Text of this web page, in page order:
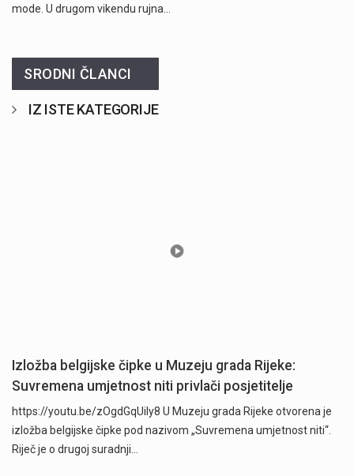
mode. U drugom vikendu rujna…
SRODNI ČLANCI
IZ ISTE KATEGORIJE
Izložba belgijske čipke u Muzeju grada Rijeke:
Suvremena umjetnost niti privlači posjetitelje
https://youtu.be/zOgdGqUily8 U Muzeju grada Rijeke otvorena je
izložba belgijske čipke pod nazivom „Suvremena umjetnost niti“.
Riječ je o drugoj suradnji…